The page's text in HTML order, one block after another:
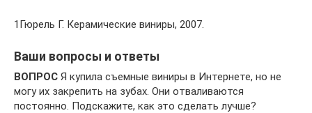
1Гюрель Г. Керамические виниры, 2007.
Ваши вопросы и ответы
ВОПРОС Я купила съемные виниры в Интернете, но не
могу их закрепить на зубах. Они отваливаются
постоянно. Подскажите, как это сделать лучше?